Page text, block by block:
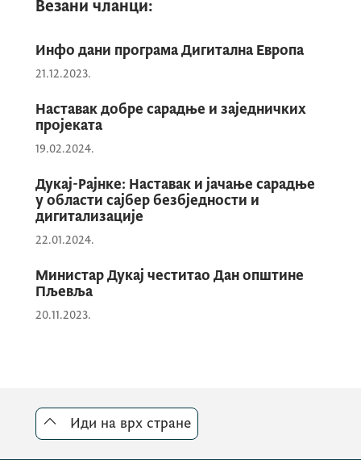
Везани чланци:
Инфо дани програма Дигитална Европа
21.12.2023.
Наставак добре сарадње и заједничких
пројеката
19.02.2024.
Дукај-Рајнке: Наставак и јачање сарадње
у области сајбер безбједности и
дигитализације
22.01.2024.
Министар Дукај честитао Дан општине
Пљевља
20.11.2023.
Иди на врх стране